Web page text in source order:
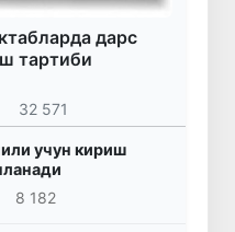
дарс
тартиби
32 571
учун кириш
8 182